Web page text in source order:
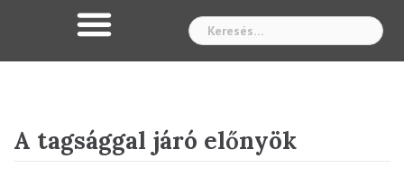
A tagsággal járó előnyök